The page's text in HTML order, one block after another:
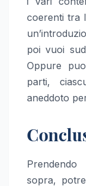
coerenti tra
poi vuoi
Oppure
parti,
aneddoto
sopra,